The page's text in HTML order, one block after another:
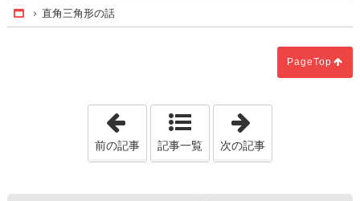
Home
直角三角形の話
PageTop
「屋根」
前の記事 記事一覧 次の記事